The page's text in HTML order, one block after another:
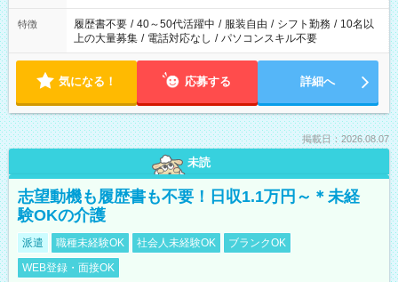
の勤務時間。 合計で週40時間を超える場合は応募できません。
特徴 履歴書不要 / 40～50代活躍中 / 服装自由 / シフト勤務 / 10名以
上の大量募集 / 電話対応なし / パソコンスキル不要
気になる！ 応募する 詳細へ
掲載日：2026.08.07
未読
志望動機も履歴書も不要！日収1.1万円～＊未経
験OKの介護
派遣 職種未経験OK 社会人未経験OK
ブランクOK
WEB登録・面接OK